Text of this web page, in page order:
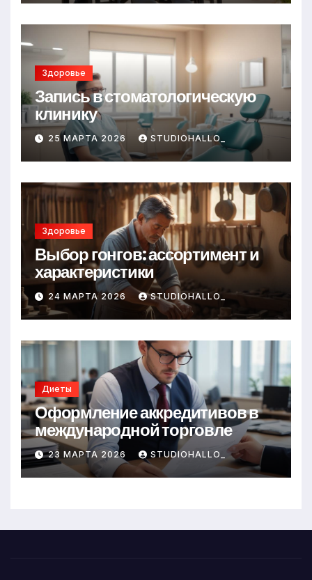
Здоровье
Запись в стоматологическую
клинику
25 МАРТА 2026 STUDIOHALLO_
Здоровье
Выбор гонгов: ассортимент и
характеристики
24 МАРТА 2026 STUDIOHALLO_
Диеты
Оформление аккредитивов в
международной торговле
23 МАРТА 2026 STUDIOHALLO_